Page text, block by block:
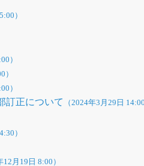
）
）
）
）
訂正について （2024年3月29日
）
12月19日 8:00）